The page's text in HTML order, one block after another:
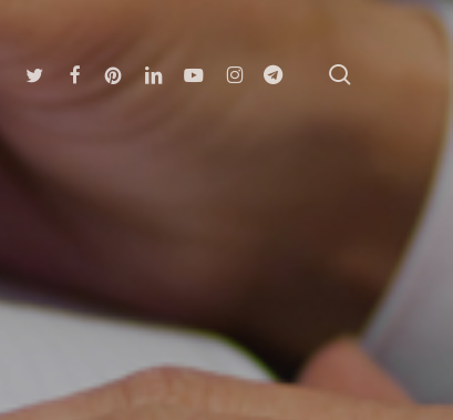
TwitterFacebookPinterestLinkedinYoutubeInstagramTelegram